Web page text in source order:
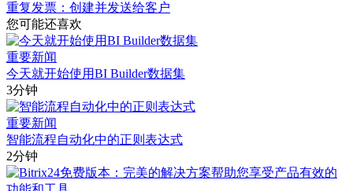
重复发票：创建并发送给客户
您可能还喜欢
重要新闻
今天就开始使用BI Builder数据集
3分钟
重要新闻
智能流程自动化中的正则表达式
2分钟